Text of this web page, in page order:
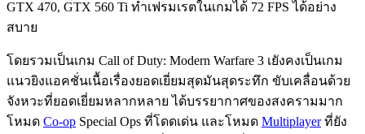
GTX 470, GTX 560 Ti ทำเฟรมเรตในเกมได้ 72 FPS ได้อย่าง
สบาย
โดยรวมเป็นเกม Call of Duty: Modern Warfare 3 เยังคงเป็นเกม
แนวยิงแอคชั่นเนื้อเรื่องยอดเยี่ยมสุดมันสุดระทึก ขับเคลื่อนด้วย
จังหวะที่ยอดเยี่ยมหลากหลาย ได้บรรยากาศของสงครามมาก
โหมด Co-op Special Ops ที่โดดเด่น และโหมด Multiplayerที่ยัง